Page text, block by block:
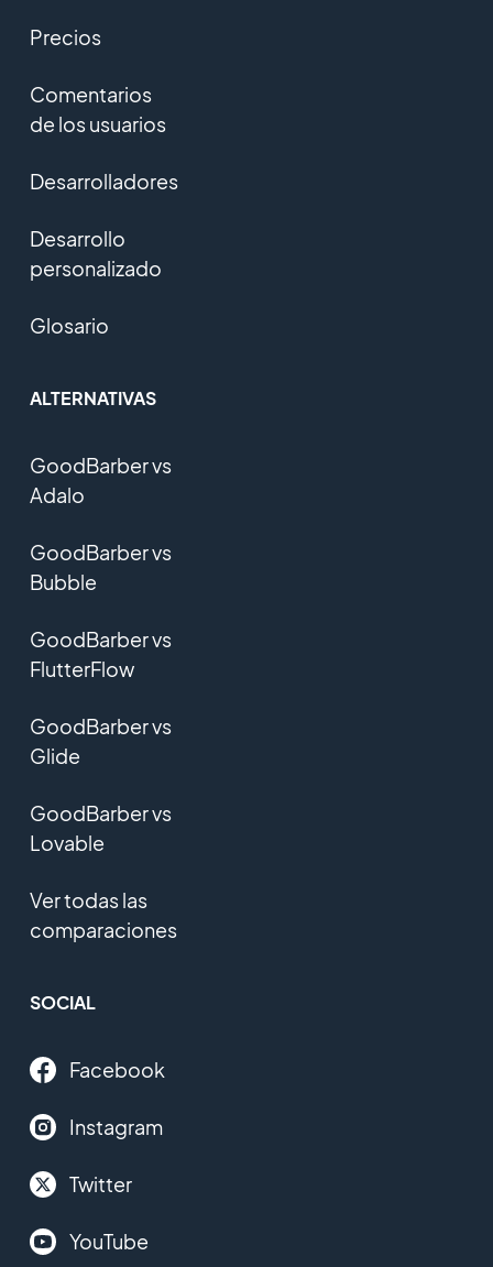
Precios
Comentarios
de los usuarios
Desarrolladores
Desarrollo
personalizado
Glosario
ALTERNATIVAS
GoodBarber vs
Adalo
GoodBarber vs
Bubble
GoodBarber vs
FlutterFlow
GoodBarber vs
Glide
GoodBarber vs
Lovable
Ver todas las
comparaciones
SOCIAL
Facebook
Instagram
Twitter
YouTube